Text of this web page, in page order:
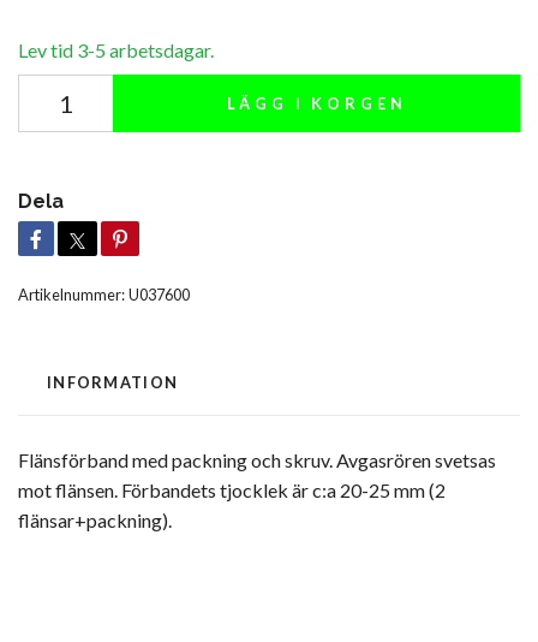
Lev tid 3-5 arbetsdagar.
LÄGG I KORGEN
Dela
Artikelnummer:U037600
INFORMATION
Flänsförband med packning och skruv. Avgasrören svetsas
mot flänsen. Förbandets tjocklek är c:a 20-25 mm (2
flänsar+packning).